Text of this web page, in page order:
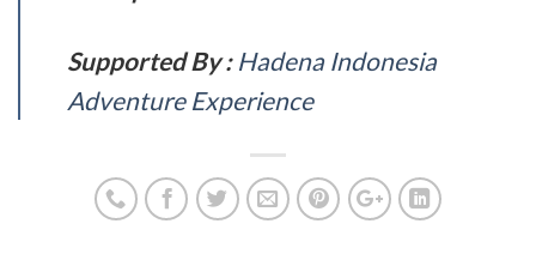
Supported By : Hadena Indonesia
Adventure Experience